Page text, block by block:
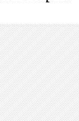
o
mais.
mais para
o